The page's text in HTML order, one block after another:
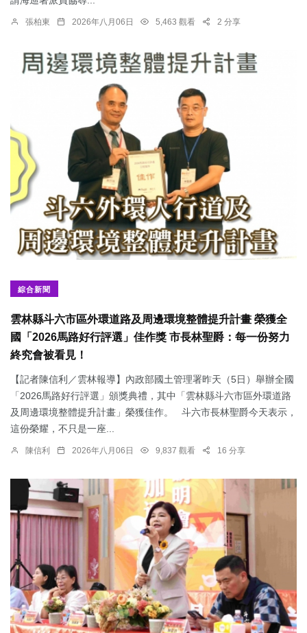
張柏東 2026年八月06日 5,463 觀看 2 分享
綜合新聞
雲林縣斗六市區外環道路及周邊環境整體提升計畫 榮獲全
國「2026馬路好行評選」佳作獎 市長林聖爵：每一份努力
終究會被看見！
【記者陳信利／雲林報導】內政部國土管理署昨天（5日）舉辦全國
「2026馬路好行評選」頒獎典禮，其中「雲林縣斗六市區外環道路
及周邊環境整體提升計畫」榮獲佳作。 斗六市長林聖爵今天表示，
這份榮耀，不只是一座...
陳信利 2026年八月06日 9,837 觀看 16 分享